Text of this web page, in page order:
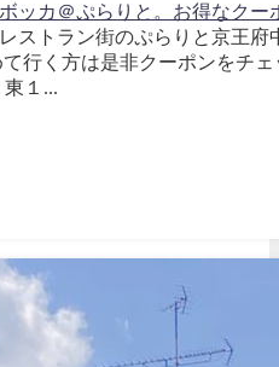
ッカ＠ぷらりと。お得なクー
ストラン街のぷらりと京王
行く方は是非クーポンをチ
１...